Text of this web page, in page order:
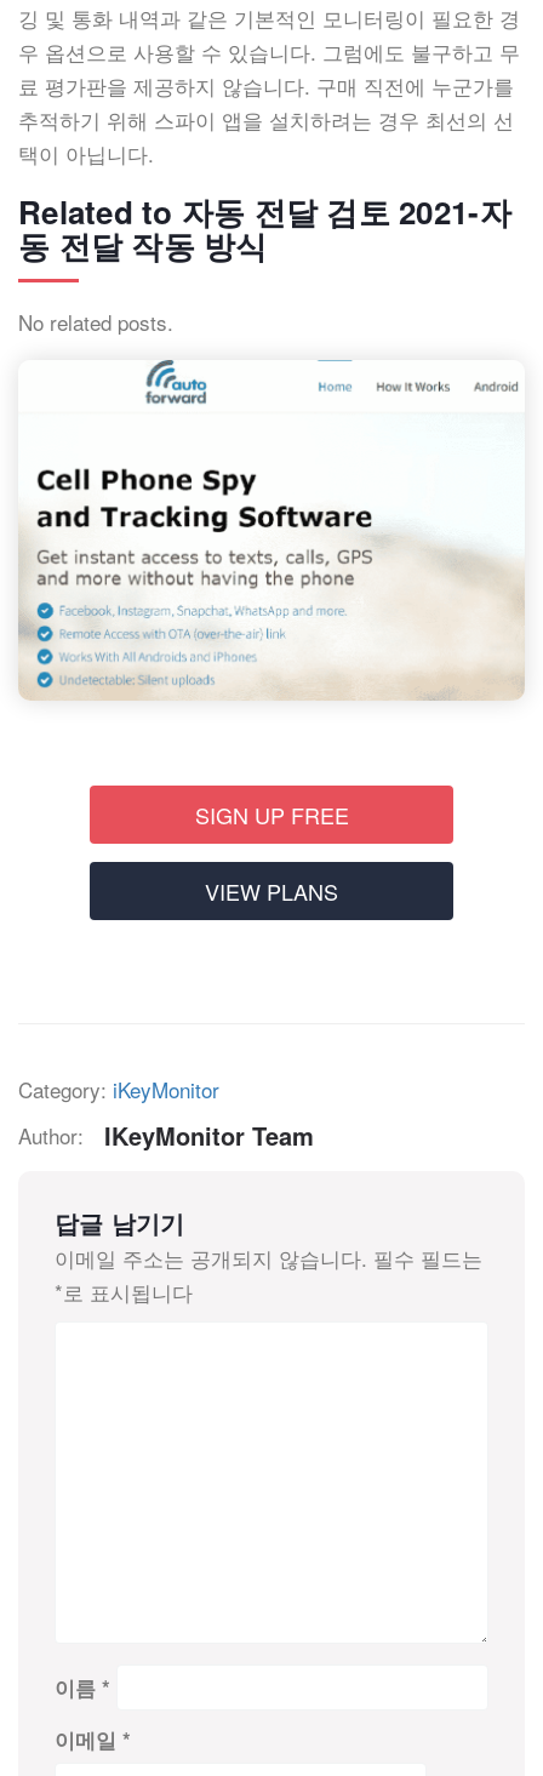
깅 및 통화 내역과 같은 기본적인 모니터링이 필요한 경
우 옵션으로 사용할 수 있습니다. 그럼에도 불구하고 무
료 평가판을 제공하지 않습니다. 구매 직전에 누군가를
추적하기 위해 스파이 앱을 설치하려는 경우 최선의 선
택이 아닙니다.
Related to 자동 전달 검토 2021-자
동 전달 작동 방식
No related posts.
SIGN UP FREE
VIEW PLANS
Category: iKeyMonitor
Author:
IKeyMonitor Team
답글 남기기
이메일 주소는 공개되지 않습니다. 필수 필드는
*로 표시됩니다
이름 *
이메일 *